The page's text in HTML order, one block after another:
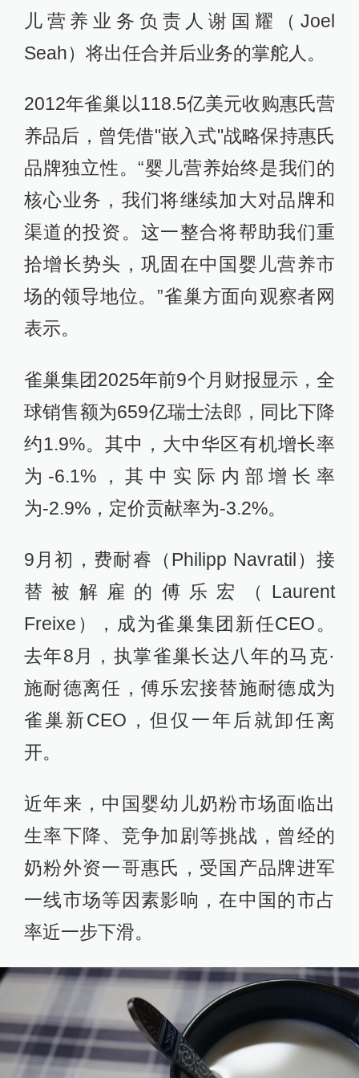
儿营养业务负责人谢国耀（Joel
Seah）将出任合并后业务的掌舵人。
2012年雀巢以118.5亿美元收购惠氏营
养品后，曾凭借"嵌入式"战略保持惠氏
品牌独立性。“婴儿营养始终是我们的
核心业务，我们将继续加大对品牌和
渠道的投资。这一整合将帮助我们重
拾增长势头，巩固在中国婴儿营养市
场的领导地位。”雀巢方面向观察者网
表示。
雀巢集团2025年前9个月财报显示，全
球销售额为659亿瑞士法郎，同比下降
约1.9%。其中，大中华区有机增长率
为-6.1%，其中实际内部增长率
为-2.9%，定价贡献率为-3.2%。
9月初，费耐睿（Philipp Navratil）接
替被解雇的傅乐宏（Laurent
Freixe），成为雀巢集团新任CEO。
去年8月，执掌雀巢长达八年的马克·
施耐德离任，傅乐宏接替施耐德成为
雀巢新CEO，但仅一年后就卸任离
开。
近年来，中国婴幼儿奶粉市场面临出
生率下降、竞争加剧等挑战，曾经的
奶粉外资一哥惠氏，受国产品牌进军
一线市场等因素影响，在中国的市占
率近一步下滑。